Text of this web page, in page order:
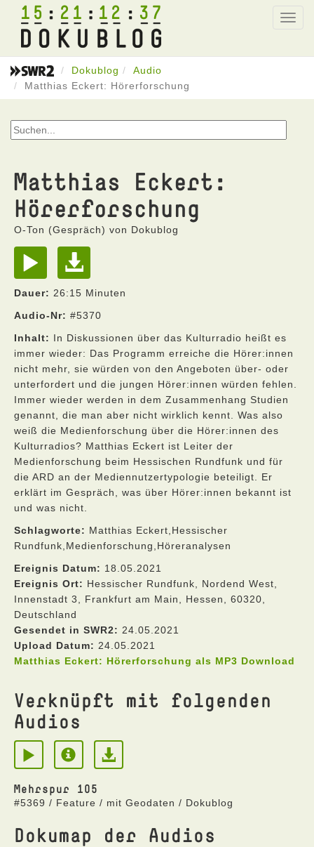
15 21 12 37
Dokublog
Audio
Matthias Eckert: Hörerforschung
Matthias Eckert:
Hörerforschung
O-Ton (Gespräch) von Dokublog
Dauer: 26:15 Minuten
Audio-Nr: #5370
Inhalt: In Diskussionen über das Kulturradio heißt es
immer wieder: Das Programm erreiche die Hörer:innen
nicht mehr, sie würden von den Angeboten über- oder
unterfordert und die jungen Hörer:innen würden fehlen.
Immer wieder werden in dem Zusammenhang Studien
genannt, die man aber nicht wirklich kennt. Was also
weiß die Medienforschung über die Hörer:innen des
Kulturradios? Matthias Eckert ist Leiter der
Medienforschung beim Hessischen Rundfunk und für
die ARD an der Mediennutzertypologie beteiligt. Er
erklärt im Gespräch, was über Hörer:innen bekannt ist
und was nicht.
Schlagworte: Matthias Eckert,Hessischer
Rundfunk,Medienforschung,Höreranalysen
Ereignis Datum: 18.05.2021
Ereignis Ort: Hessischer Rundfunk, Nordend West,
Innenstadt 3, Frankfurt am Main, Hessen, 60320,
Deutschland
Gesendet in SWR2: 24.05.2021
Upload Datum: 24.05.2021
Matthias Eckert: Hörerforschung als MP3 Download
Verknüpft mit folgenden
Audios
Mehrspur 105
#5369 / Feature / mit Geodaten / Dokublog
Dokumap der Audios